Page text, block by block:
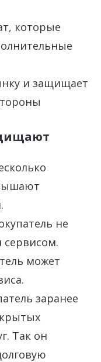
которые
и защищает
не
сервисом.
может
заранее
Так он